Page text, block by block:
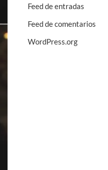
Feed de entradas
Feed de comentarios
WordPress.org